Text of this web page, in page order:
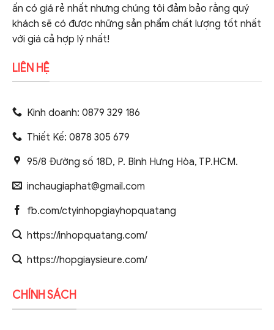
ấn có giá rẻ nhất nhưng chúng tôi đảm bảo rằng quý
khách sẽ có được những sản phẩm chất lượng tốt nhất
với giá cả hợp lý nhất!
LIÊN HỆ
Kinh doanh: 0879 329 186
Thiết Kế: 0878 305 679
95/8 Đường số 18D, P. Bình Hưng Hòa, TP.HCM.
inchaugiaphat@gmail.com
fb.com/ctyinhopgiayhopquatang
https://inhopquatang.com/
https://hopgiaysieure.com/
CHÍNH SÁCH